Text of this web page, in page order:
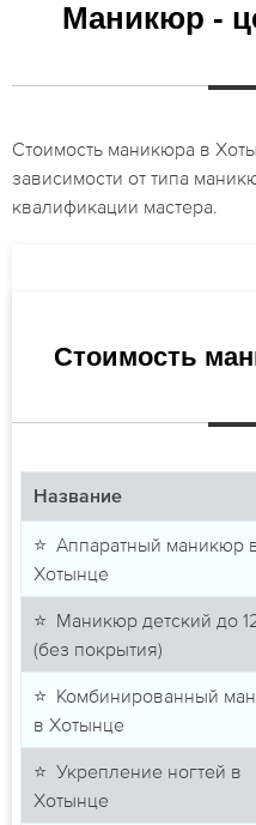
Маникюр -
Стоимость маникюра в
зависимости от типа
квалификации мастера.
Стоимость
Название
⭐ Аппаратный маникюр
Хотынце
⭐ Маникюр детский до
(без покрытия)
⭐ Комбинированный
в Хотынце
⭐ Укрепление ногтей в
Хотынце